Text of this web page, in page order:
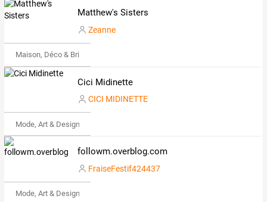
Matthew's Sisters
Zeanne
Maison, Déco & Bricolage
Cici Midinette
CICI MIDINETTE
Mode, Art & Design
followm.overblog.com
FraiseFestif424437
Mode, Art & Design